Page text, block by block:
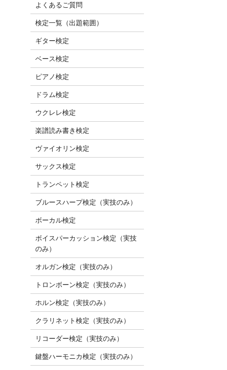
よくあるご質問
検定一覧（出題範囲）
ギター検定
ベース検定
ピアノ検定
ドラム検定
ウクレレ検定
楽譜読み書き検定
ヴァイオリン検定
サックス検定
トランペット検定
ブルースハープ検定（実技のみ）
ボーカル検定
ボイスパーカッション検定（実技
のみ）
オルガン検定（実技のみ）
トロンボーン検定（実技のみ）
ホルン検定（実技のみ）
クラリネット検定（実技のみ）
リコーダー検定（実技のみ）
鍵盤ハーモニカ検定（実技のみ）